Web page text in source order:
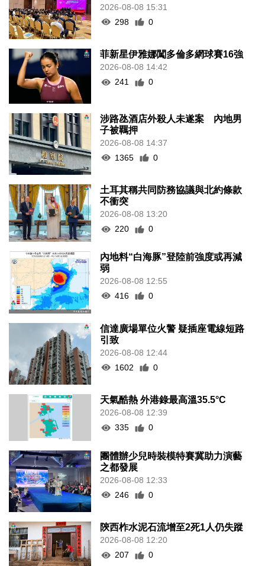
2026-08-08 15:31
298
0
菲新星伊雅娜闖多倫多網球賽16強
2026-08-08 14:42
241
0
涉路氹酒店外殺人未遂案 內地男
子被羈押
2026-08-08 14:37
1365
0
土耳其稱共同防務協議與北約條款
不衝突
2026-08-08 13:20
220
0
內地料“白海豚”登陸前強度或再減
弱
2026-08-08 12:55
416
0
信達廣場單位火警 疑插座電線短路
引致
2026-08-08 12:44
1602
0
天氣酷熱 外港錄最高溫35.5°C
2026-08-08 12:39
335
0
團體辦少兒時裝模特賽冀助力演藝
之都發展
2026-08-08 12:33
246
0
陝西柞水泥石流增至2死1人仍失蹤
2026-08-08 12:20
207
0